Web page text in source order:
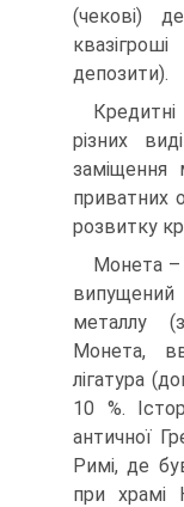
(чекові)
депозити).
різних
заміщення
приватних
розвитку
Монета –
металлу
Монета,
лігатура
10 %.
античної
Римі, де
при храмі